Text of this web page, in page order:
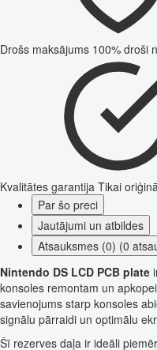
Drošs maksājums 100% droši
Kvalitātes garantija Tikai
Par šo preci
Jautājumi un atbildes
Atsauksmes (0) (0
Nintendo DS LCD PCB plate
konsoles remontam un
savienojums starp konsoles
signālu pārraidi un optimālu
Šī rezerves daļa ir ideāli